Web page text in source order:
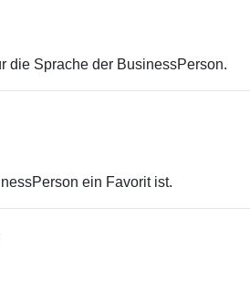
die Sprache der BusinessPerson.
ein Favorit ist.